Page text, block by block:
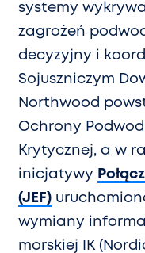
systemy
zagrożeń
decyzyjny i
Sojuszniczym
Northwood
Ochrony
Krytycznej, a w
inicjatywy
(JEF)
wymiany
morskiej IK